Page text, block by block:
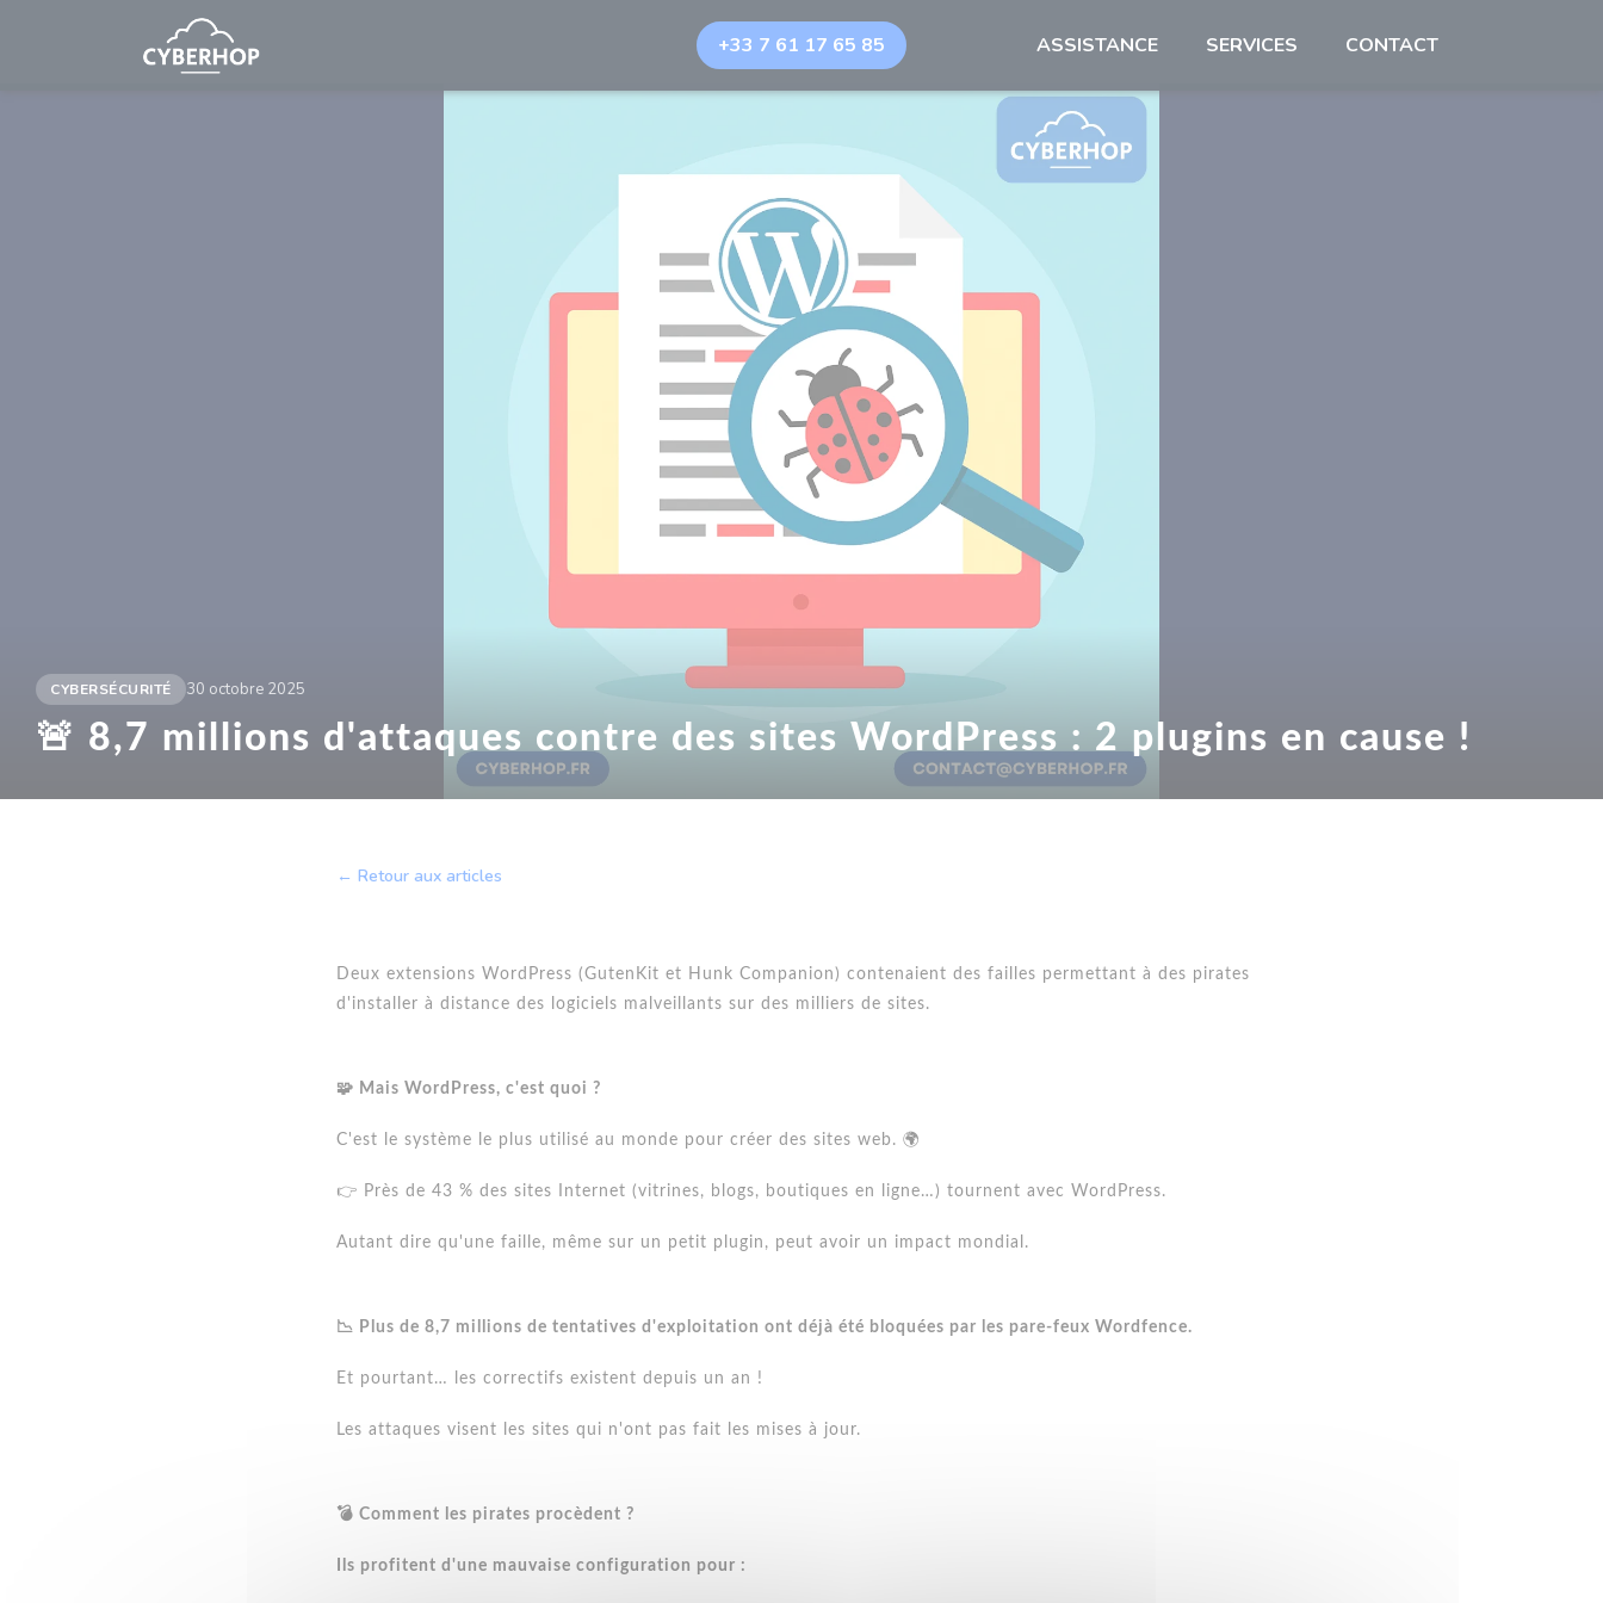
Panneau de gestion des cookies
+33 7 61 17 65 85 ASSISTANCE SERVICES CONTACT
CYBERSÉCURITÉ 30 octobre 2025
🚨 8,7 millions d'attaques contre des sites WordPress : 2 plugins en cause !
← Retour aux articles
Deux extensions WordPress (GutenKit et Hunk Companion) contenaient des failles permettant à des pirates
d'installer à distance des logiciels malveillants sur des milliers de sites.
🧩 Mais WordPress, c'est quoi ?
C'est le système le plus utilisé au monde pour créer des sites web. 🌍
👉 Près de 43 % des sites Internet (vitrines, blogs, boutiques en ligne…) tournent avec WordPress.
Autant dire qu'une faille, même sur un petit plugin, peut avoir un impact mondial.
📉 Plus de 8,7 millions de tentatives d'exploitation ont déjà été bloquées par les pare-feux Wordfence.
Et pourtant… les correctifs existent depuis un an !
Les attaques visent les sites qui n'ont pas fait les mises à jour.
💣 Comment les pirates procèdent ?
Ils profitent d'une mauvaise configuration pour :